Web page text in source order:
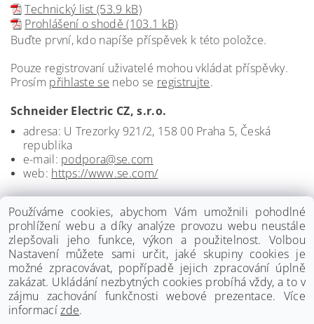
Technický list (53.9 kB)
Prohlášení o shodě (103.1 kB)
Buďte první, kdo napíše příspěvek k této položce.
Pouze registrovaní uživatelé mohou vkládat příspěvky.
Prosím přihlaste se nebo se registrujte.
Schneider Electric CZ, s.r.o.
adresa: U Trezorky 921/2, 158 00 Praha 5, Česká
republika
e-mail: podpora@se.com
web: https://www.se.com/
www.palmat.cz
Používáme cookies, abychom Vám umožnili pohodlné
prohlížení webu a díky analýze provozu webu neustále
zlepšovali jeho funkce, výkon a použitelnost. Volbou
Nastavení můžete sami určit, jaké skupiny cookies je
možné zpracovávat, popřípadě jejich zpracování úplně
zakázat. Ukládání nezbytných cookies probíhá vždy, a to v
zájmu zachování funkčnosti webové prezentace. Více
informacízde.